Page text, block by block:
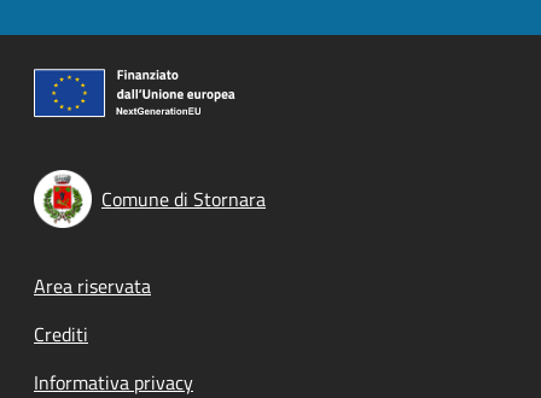
Comune di Stornara
Footer menu
Area riservata
Crediti
Informativa privacy